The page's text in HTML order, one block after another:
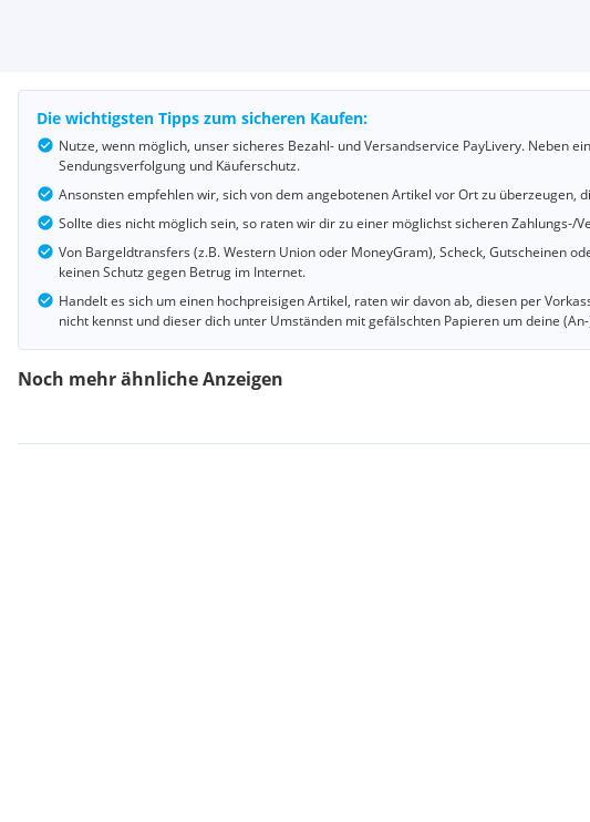
Die wichtigsten Tipps zum sicheren Kaufen:
Nutze, wenn möglich, unser sicheres Bezahl- und Versandservice PayLivery. Neben
Sendungsverfolgung und Käuferschutz.
Ansonsten empfehlen wir, sich von dem angebotenen Artikel vor Ort zu überzeugen,
Sollte dies nicht möglich sein, so raten wir dir zu einer möglichst sicheren Zahlungs-/
Von Bargeldtransfers (z.B. Western Union oder MoneyGram), Scheck, Gutscheinen
keinen Schutz gegen Betrug im Internet.
Handelt es sich um einen hochpreisigen Artikel, raten wir davon ab, diesen per
nicht kennst und dieser dich unter Umständen mit gefälschten Papieren um deine
Noch mehr ähnliche Anzeigen